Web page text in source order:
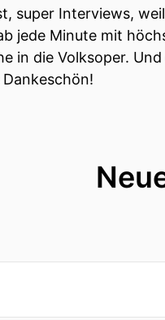
super Interviews,
jede Minute mit
in die Volksoper.